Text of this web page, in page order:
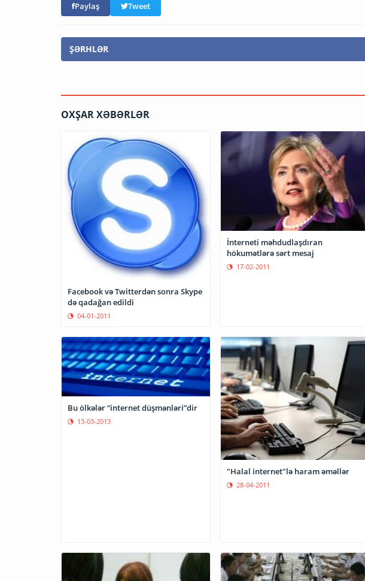
Paylaş Tweet
ŞƏRHLƏR
OXŞAR XƏBƏRLƏR
Facebook və Twitterdən sonra Skype
də qadağan edildi
04-01-2011
İnterneti məhdudlaşdıran
hökumətlərə sərt mesaj
17-02-2011
Bu ölkələr “internet düşmənləri”dir
13-03-2013
"Halal internet"lə haram əməllər
28-04-2011